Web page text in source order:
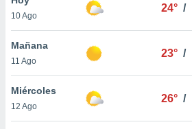
en
más
nuestra
10 Ago
24° /
Mañana
11 Ago
23° /
Miércoles
12 Ago
26° /